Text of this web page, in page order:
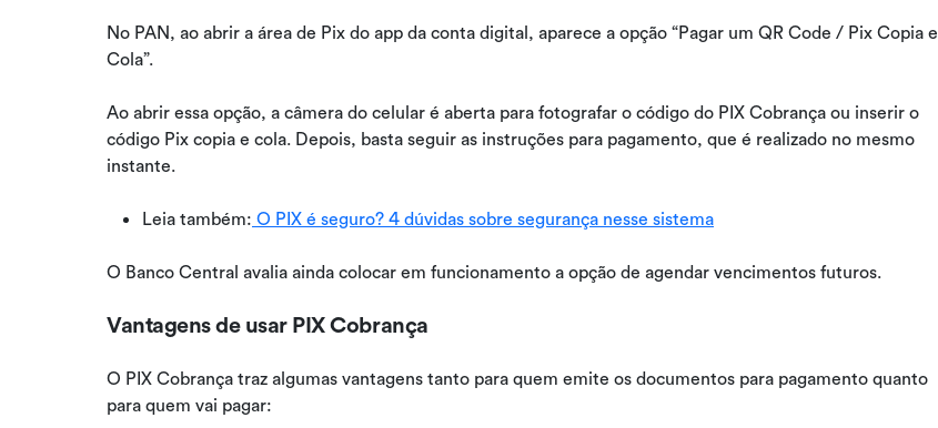
No PAN, ao abrir a área de Pix do app da conta digital, aparece a opção “Pagar um QR Code / Pix Copia e
Cola”.
Ao abrir essa opção, a câmera do celular é aberta para fotografar o código do PIX Cobrança ou inserir o
código Pix copia e cola. Depois, basta seguir as instruções para pagamento, que é realizado no mesmo
instante.
Leia também: O PIX é seguro? 4 dúvidas sobre segurança nesse sistema
O Banco Central avalia ainda colocar em funcionamento a opção de agendar vencimentos futuros.
Vantagens de usar PIX Cobrança
O PIX Cobrança traz algumas vantagens tanto para quem emite os documentos para pagamento quanto
para quem vai pagar: